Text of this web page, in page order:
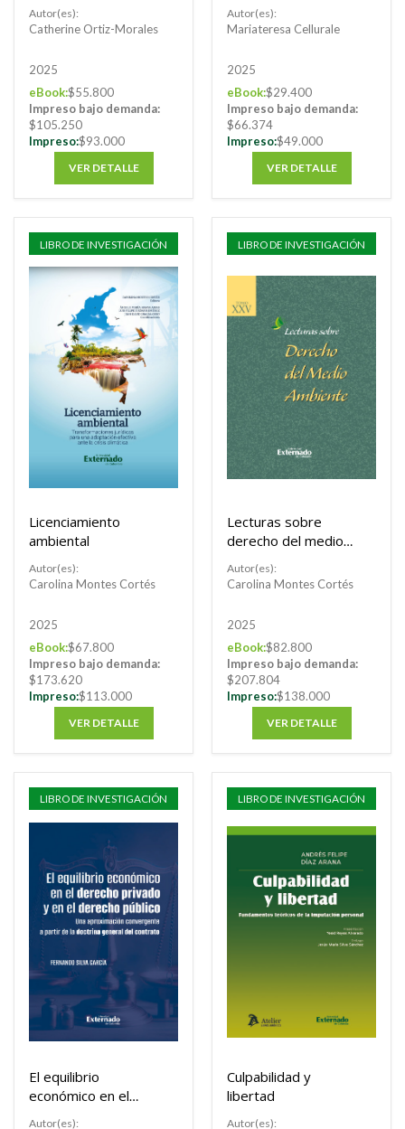
en la política exterior
colombiana
Autor(es):
Catherine Ortiz-Morales
2025
eBook:$55.800
Impreso bajo demanda:
$105.250
Impreso:$93.000
VER DETALLE
Autor(es):
Mariateresa Cellurale
2025
eBook:$29.400
Impreso bajo demanda:
$66.374
Impreso:$49.000
VER DETALLE
LIBRO DE INVESTIGACIÓN
Licenciamiento
ambiental
Autor(es):
Carolina Montes Cortés
2025
eBook:$67.800
Impreso bajo demanda:
$173.620
Impreso:$113.000
VER DETALLE
LIBRO DE INVESTIGACIÓN
Lecturas sobre
derecho del medio
ambiente. Tomo XXV
Autor(es):
Carolina Montes Cortés
2025
eBook:$82.800
Impreso bajo demanda:
$207.804
Impreso:$138.000
VER DETALLE
LIBRO DE INVESTIGACIÓN
El equilibrio
económico en el
derecho privado y
Autor(es):
LIBRO DE INVESTIGACIÓN
Culpabilidad y
libertad
Autor(es):